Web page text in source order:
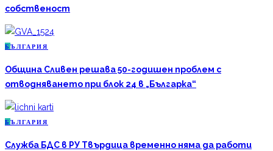
собственост
Б ЪЛГАРИЯ
Община Сливен решава 50-годишен проблем с
отводняването при блок 24 в „Българка“
Б ЪЛГАРИЯ
Служба БДС в РУ Твърдица временно няма да работи